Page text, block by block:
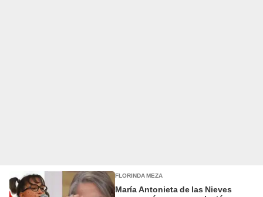
FLORINDA MEZA
María Antonieta de las Nieves